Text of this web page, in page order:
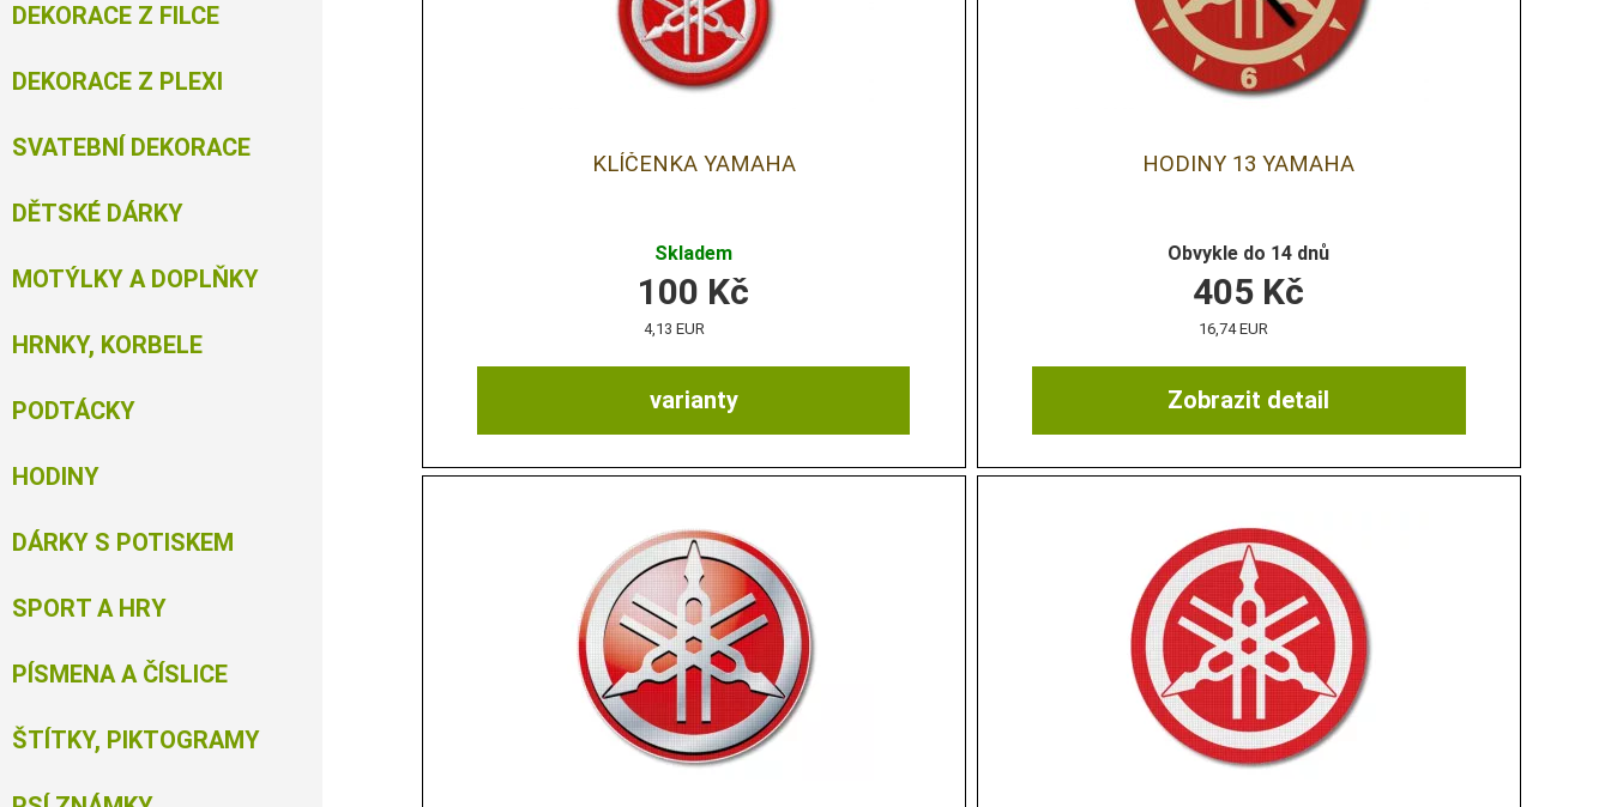
KLÍČENKA YAMAHA
Skladem
varianty
100 Kč
4,13 EUR
HODINY 13 YAMAHA
Obvykle do 14 dnů
Zobrazit detail
405 Kč
16,74 EUR
DEKORACE Z FILCE
DEKORACE Z PLEXI
SVATEBNÍ DEKORACE
DĚTSKÉ DÁRKY
MOTÝLKY A DOPLŇKY
HRNKY, KORBELE
PODTÁCKY
HODINY
DÁRKY S POTISKEM
SPORT A HRY
PÍSMENA A ČÍSLICE
ŠTÍTKY, PIKTOGRAMY